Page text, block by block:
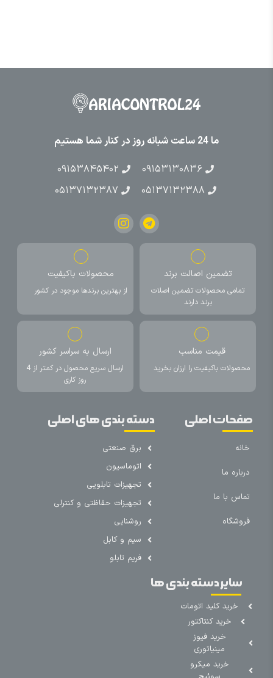
ما 24 ساعت شبانه روز در کنار شما هستیم
۰۹۱۵۳۱۳۰۸۳۶
۰۹۱۵۳۸۴۵۴۰۲
۰۵۱۳۷۱۳۲۳۸۸
۰۵۱۳۷۱۳۲۳۸۷
تضمین اصالت برند
تمامی محصولات تضمین اصلات
برند دارند
محصولات باکیفیت
از بهترین برندها موجود در کشور
قیمت مناسب
محصولات باکیفیت را ارزان بخرید
ارسال به سراسر کشور
ارسال سریع محصول در کمتر از 4
روز کاری
صفحات اصلی
خانه
درباره ما
تماس با ما
فروشگاه
دسته بندی های اصلی
برق صنعتی
اتوماسیون
تجهیزات تابلویی
تجهیزات حفاظتی و کنترلی
روشنایی
سیم و کابل
فریم تابلو
سایر دسته بندی ها
خرید کلید اتومات
خرید کنتاکتور
خرید فیوز
مینیاتوری
خرید میکرو